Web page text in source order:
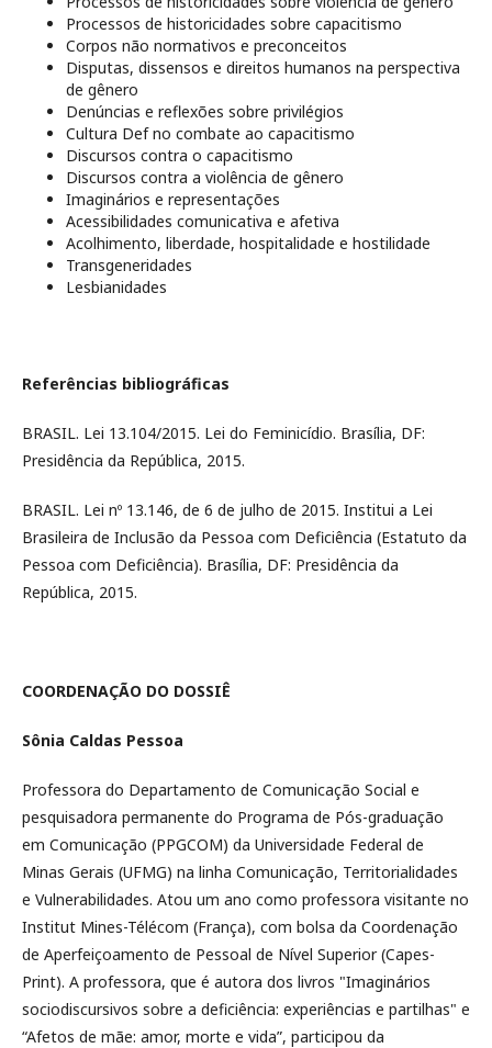
Processos de historicidades sobre capacitismo
Corpos não normativos e preconceitos
Disputas, dissensos e direitos humanos na perspectiva
de gênero
Denúncias e reflexões sobre privilégios
Cultura Def no combate ao capacitismo
Discursos contra o capacitismo
Discursos contra a violência de gênero
Imaginários e representações
Acessibilidades comunicativa e afetiva
Acolhimento, liberdade, hospitalidade e hostilidade
Transgeneridades
Lesbianidades
Referências bibliográficas
BRASIL. Lei 13.104/2015. Lei do Feminicídio. Brasília, DF:
Presidência da República, 2015.
BRASIL. Lei nº 13.146, de 6 de julho de 2015. Institui a Lei
Brasileira de Inclusão da Pessoa com Deficiência (Estatuto da
Pessoa com Deficiência). Brasília, DF: Presidência da
República, 2015.
COORDENAÇÃO DO DOSSIÊ
Sônia Caldas Pessoa
Professora do Departamento de Comunicação Social e
pesquisadora permanente do Programa de Pós-graduação
em Comunicação (PPGCOM) da Universidade Federal de
Minas Gerais (UFMG) na linha Comunicação, Territorialidades
e Vulnerabilidades. Atou um ano como professora visitante no
Institut Mines-Télécom (França), com bolsa da Coordenação
de Aperfeiçoamento de Pessoal de Nível Superior (Capes-
Print). A professora, que é autora dos livros "Imaginários
sociodiscursivos sobre a deficiência: experiências e partilhas" e
“Afetos de mãe: amor, morte e vida”, participou da